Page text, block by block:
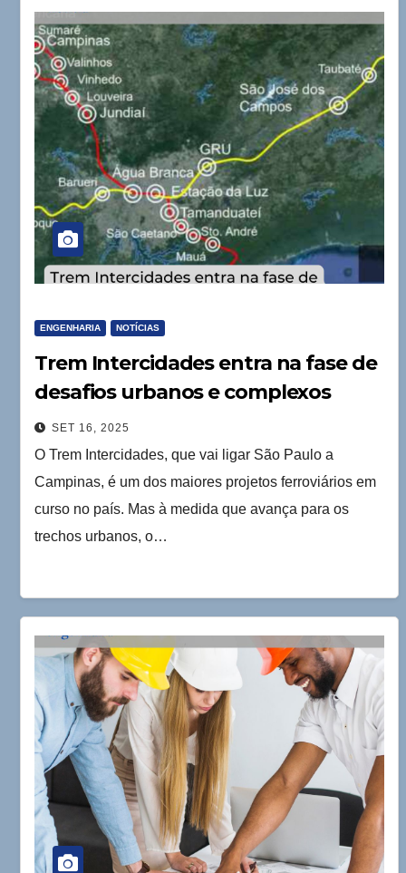
ENGENHARIA NOTÍCIAS
Trem Intercidades entra na fase de
desafios urbanos e complexos
geotécnicos
SET 16, 2025
O Trem Intercidades, que vai ligar São Paulo a
Campinas, é um dos maiores projetos ferroviários em
curso no país. Mas à medida que avança para os
trechos urbanos, o…